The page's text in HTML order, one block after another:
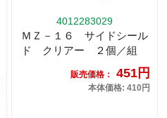
4012283029
ＭＺ－１６ サイドシール
ド クリアー ２個／組
販売価格： 451円
本体価格: 410円